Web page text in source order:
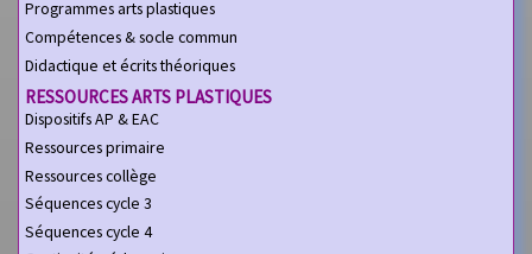
Programmes arts plastiques
Compétences & socle commun
Didactique et écrits théoriques
RESSOURCES ARTS PLASTIQUES
Dispositifs AP & EAC
Ressources primaire
Ressources collège
Séquences cycle 3
Séquences cycle 4